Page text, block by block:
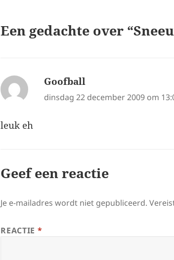
Een gedachte over
Goofball
dinsdag 22 december 2009 om
leuk eh
Geef een reactie
Je e-mailadres wordt niet gepubliceerd.
REACTIE *